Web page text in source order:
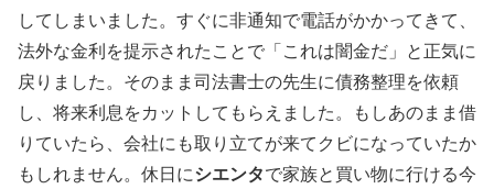
してしまいました。すぐに非通知で電話がかかってきて、
法外な金利を提示されたことで「これは闇金だ」と正気に
戻りました。そのまま司法書士の先生に債務整理を依頼
し、将来利息をカットしてもらえました。もしあのまま借
りていたら、会社にも取り立てが来てクビになっていたか
もしれません。休日にシエンタで家族と買い物に行ける今